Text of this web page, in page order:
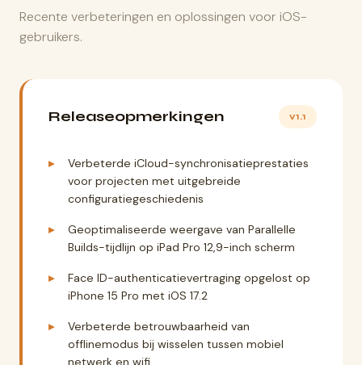
Recente verbeteringen en oplossingen voor iOS-
gebruikers.
Releaseopmerkingen v1.1
Verbeterde iCloud-synchronisatieprestaties
voor projecten met uitgebreide
configuratiegeschiedenis
Geoptimaliseerde weergave van Parallelle
Builds-tijdlijn op iPad Pro 12,9-inch scherm
Face ID-authenticatievertraging opgelost op
iPhone 15 Pro met iOS 17.2
Verbeterde betrouwbaarheid van
offlinemodus bij wisselen tussen mobiel
netwerk en wifi